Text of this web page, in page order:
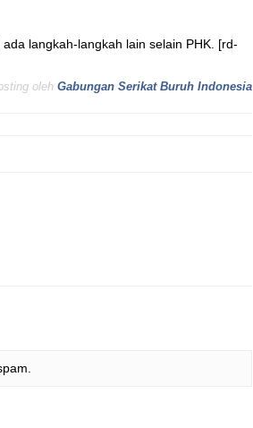
langkah-langkah lain selain PHK. [rd-
oleh Gabungan Serikat Buruh Indonesia